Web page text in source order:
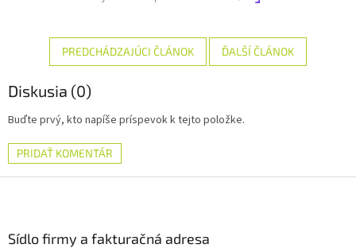
PREDCHÁDZAJÚCI ČLÁNOK ĎALŠÍ ČLÁNOK
Diskusia (0)
Buďte prvý, kto napíše príspevok k tejto položke.
PRIDAŤ KOMENTÁR
Sídlo firmy a fakturačná adresa